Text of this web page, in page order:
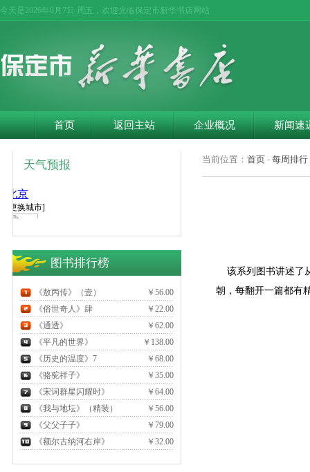
今天是 2026年8月7日 周五，欢迎光临保定市新华书店网站
首页 返回主站 企业概况 新闻速
当前位置： 首页 - 每周排行
该系列图书讲述了
朝，每翻开一篇都有
天气预报
图书排行榜
《敖丙传》（壹）
￥56.00
《俗世奇人》肆
￥22.00
《通透》
￥62.00
《平凡的世界》
￥138.00
《历史的温度》7
￥68.00
《骆驼祥子》
￥35.00
《宋词群星闪耀时》
￥64.00
《我与地坛》（精装）
￥56.00
《父父子子》
￥79.00
《额尔古纳河右岸》
￥32.00